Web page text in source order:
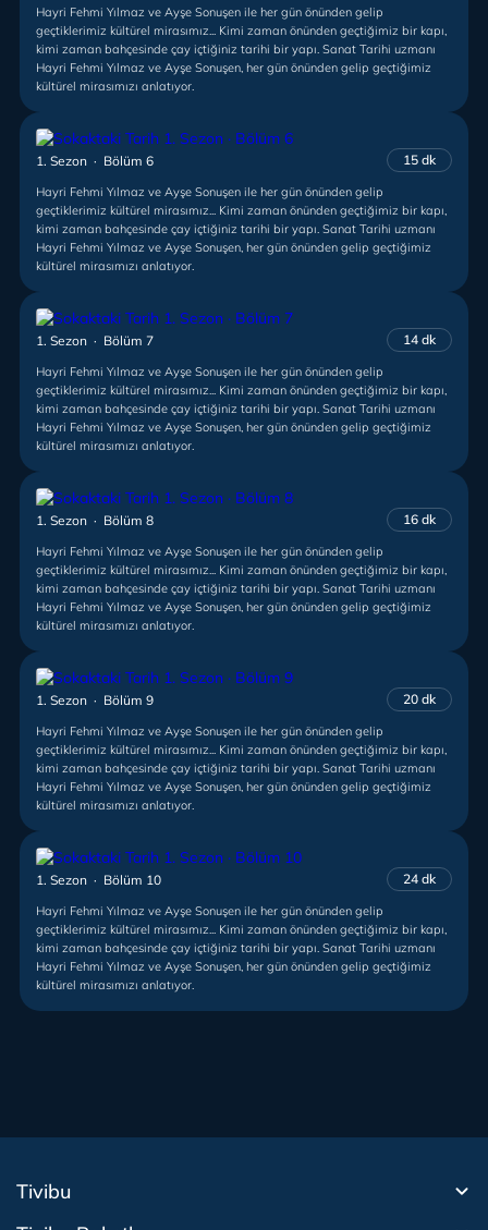
Hayri Fehmi Yılmaz ve Ayşe Sonuşen ile her gün önünden gelip
geçtiklerimiz kültürel mirasımız... Kimi zaman önünden geçtiğimiz bir kapı,
kimi zaman bahçesinde çay içtiğiniz tarihi bir yapı. Sanat Tarihi uzmanı
Hayri Fehmi Yılmaz ve Ayşe Sonuşen, her gün önünden gelip geçtiğimiz
kültürel mirasımızı anlatıyor.
1. Sezon · Bölüm 6 15 dk
Hayri Fehmi Yılmaz ve Ayşe Sonuşen ile her gün önünden gelip
geçtiklerimiz kültürel mirasımız... Kimi zaman önünden geçtiğimiz bir kapı,
kimi zaman bahçesinde çay içtiğiniz tarihi bir yapı. Sanat Tarihi uzmanı
Hayri Fehmi Yılmaz ve Ayşe Sonuşen, her gün önünden gelip geçtiğimiz
kültürel mirasımızı anlatıyor.
1. Sezon · Bölüm 7 14 dk
Hayri Fehmi Yılmaz ve Ayşe Sonuşen ile her gün önünden gelip
geçtiklerimiz kültürel mirasımız... Kimi zaman önünden geçtiğimiz bir kapı,
kimi zaman bahçesinde çay içtiğiniz tarihi bir yapı. Sanat Tarihi uzmanı
Hayri Fehmi Yılmaz ve Ayşe Sonuşen, her gün önünden gelip geçtiğimiz
kültürel mirasımızı anlatıyor.
1. Sezon · Bölüm 8 16 dk
Hayri Fehmi Yılmaz ve Ayşe Sonuşen ile her gün önünden gelip
geçtiklerimiz kültürel mirasımız... Kimi zaman önünden geçtiğimiz bir kapı,
kimi zaman bahçesinde çay içtiğiniz tarihi bir yapı. Sanat Tarihi uzmanı
Hayri Fehmi Yılmaz ve Ayşe Sonuşen, her gün önünden gelip geçtiğimiz
kültürel mirasımızı anlatıyor.
1. Sezon · Bölüm 9 20 dk
Hayri Fehmi Yılmaz ve Ayşe Sonuşen ile her gün önünden gelip
geçtiklerimiz kültürel mirasımız... Kimi zaman önünden geçtiğimiz bir kapı,
kimi zaman bahçesinde çay içtiğiniz tarihi bir yapı. Sanat Tarihi uzmanı
Hayri Fehmi Yılmaz ve Ayşe Sonuşen, her gün önünden gelip geçtiğimiz
kültürel mirasımızı anlatıyor.
1. Sezon · Bölüm 10 24 dk
Hayri Fehmi Yılmaz ve Ayşe Sonuşen ile her gün önünden gelip
geçtiklerimiz kültürel mirasımız... Kimi zaman önünden geçtiğimiz bir kapı,
kimi zaman bahçesinde çay içtiğiniz tarihi bir yapı. Sanat Tarihi uzmanı
Hayri Fehmi Yılmaz ve Ayşe Sonuşen, her gün önünden gelip geçtiğimiz
kültürel mirasımızı anlatıyor.
Tivibu